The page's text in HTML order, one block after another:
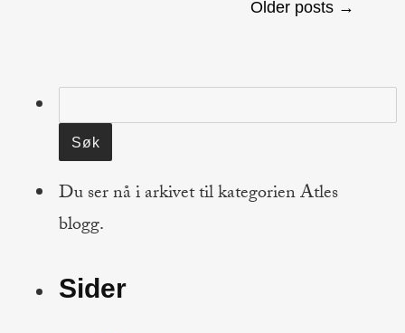
Older posts →
etter:
Du ser nå i arkivet til kategorien Atles
blogg.
Sider